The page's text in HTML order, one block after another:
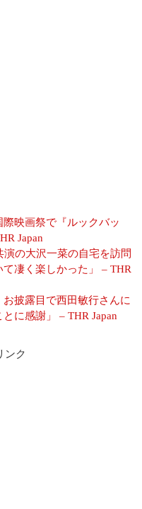
映画祭で『ルックバッ
Japan
の大沢一菜の自宅を訪問
て凄く楽しかった」 – THR
披露目で西田敏行さんに
に感謝」 – THR Japan
ンク